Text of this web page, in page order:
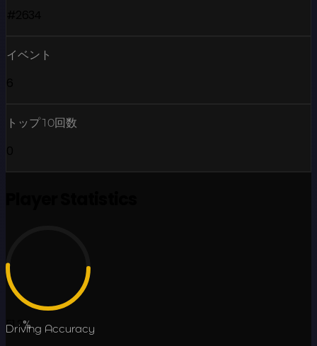
イベント
トップ10回数
51.2%
Driving Accuracy